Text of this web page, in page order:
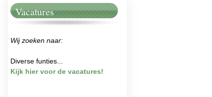
Vacatures
Wij zoeken naar:
Diverse funties...
Kijk hier voor de vacatures!